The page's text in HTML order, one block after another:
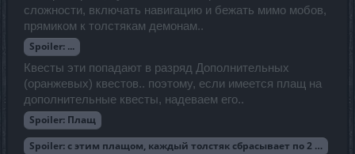
сложности, включать навигацию и бежать мимо мобов,
прямиком к толстякам демонам..
Spoiler: ...
Квесты эти попадают в разряд Дополнительных
(оранжевых) квестов.. поэтому, если имеется плащ на
дополнительные квесты, надеваем его..
Spoiler: Плащ
Spoiler: с этим плащом, каждый толстяк сбрасывает по 2 рога..